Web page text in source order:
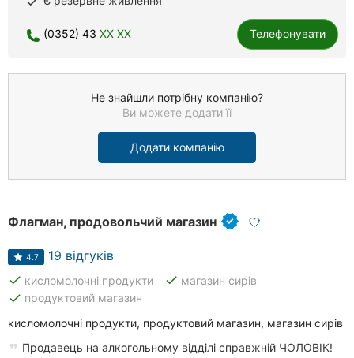
(0352) 43 XX XX Телефонувати
Не знайшли потрібну компанію?
Ви можете додати її
Додати компанію
Флагман, продовольчий магазин
4.7 19 відгуків
done кисломолочні продукти done магазин сирів
done продуктовий магазин
кисломолочні продукти, продуктовий магазин, магазин сирів
Продавець на алкогольному відділі справжній ЧОЛОВІК!